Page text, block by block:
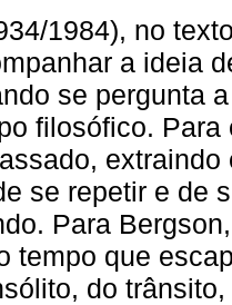
1984), no
a ideia
se pergunta
filosófico.
se repetir e de
Para
tempo que
do